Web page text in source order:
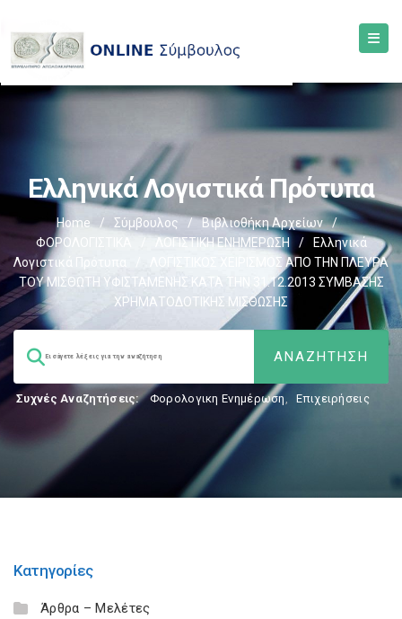
Ελληνικά Λογιστικά Πρότυπα
Home / Σύμβουλος / Βιβλιοθήκη Αρχείων
/
ΦΟΡΟΛΟΓΙΣΤΙΚΑ
ΛΟΓΙΣΤΙΚΗ ΕΝΗΜΕΡΩΣΗ /
Ελληνικά
Λογιστικά Πρότυπα
ΛΟΓΙΣΤΙΚΟΣ ΧΕΙΡΙΣΜΟΣ ΑΠΟ ΤΗΝ ΠΛΕΥΡΑ
ΤΟΥ ΜΙΣΘΩΤΗ ΥΦΙΣΤΑΜΕΝΗΣ ΚΑΤΑ ΤΗΝ 31.12.2013 ΣΥΜΒΑΣΗΣ
ΧΡΗΜΑΤΟΔΟΤΙΚΗΣ ΜΙΣΘΩΣΗΣ
Συχνές Αναζητήσεις: Φορολογικη Ενημέρωση, Επιχειρήσεις
Κατηγορίες
Άρθρα – Μελέτες